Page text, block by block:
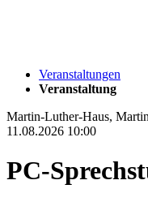
Veranstaltungen
Veranstaltung
Martin-Luther-Haus,
11.08.2026 10:00
PC-